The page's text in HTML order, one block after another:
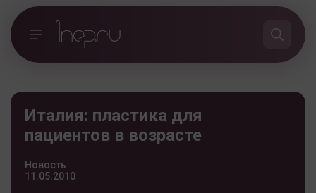
Италия: пластика для
пациентов в возрасте
Новость
11.05.2010